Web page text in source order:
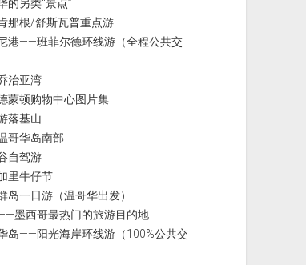
的另类“景点”
那根/舒斯瓦普重点游
港——班菲尔德环线游（全程公共交
治亚湾
蒙顿购物中心图片集
落基山
哥华岛南部
自驾游
里牛仔节
岛一日游（温哥华出发）
墨西哥最热门的旅游目的地
岛——阳光海岸环线游（100%公共交